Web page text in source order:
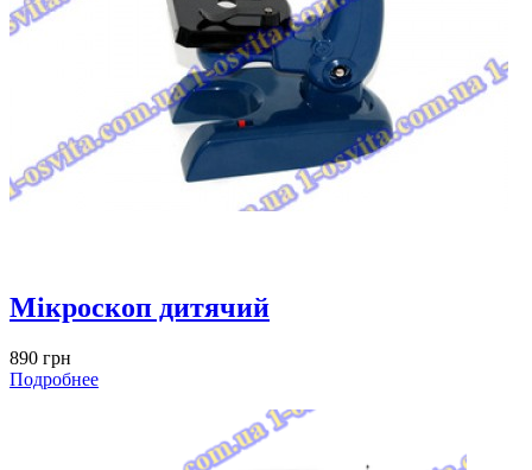
Мікроскоп дитячий
890 грн
Подробнее